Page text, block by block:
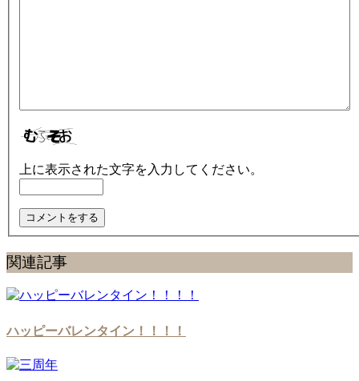
上に表示された文字を入力してください。
関連記事
ハッピーバレンタイン！！！！